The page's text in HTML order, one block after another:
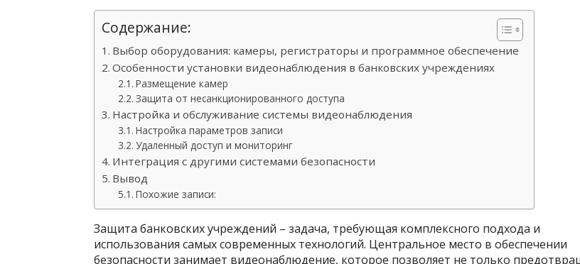
Содержание:
Выбор оборудования: камеры, регистраторы и программное обеспечение
Особенности установки видеонаблюдения в банковских учреждениях
Размещение камер
Защита от несанкционированного доступа
Настройка и обслуживание системы видеонаблюдения
Настройка параметров записи
Удаленный доступ и мониторинг
Интеграция с другими системами безопасности
Вывод
Похожие записи:
Защита банковских учреждений – задача, требующая комплексного подхода и
использования самых современных технологий. Центральное место в обеспечении
безопасности занимает видеонаблюдение, которое позволяет не только